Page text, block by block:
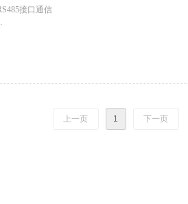
接口通信
上一页 1 下一页